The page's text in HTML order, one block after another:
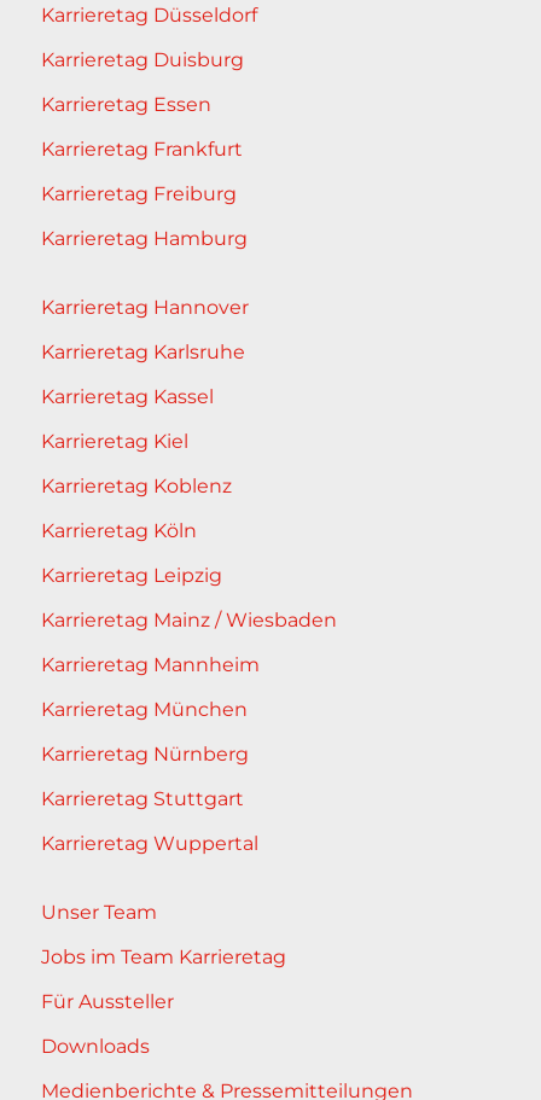
Karrieretag Düsseldorf
Karrieretag Duisburg
Karrieretag Essen
Karrieretag Frankfurt
Karrieretag Freiburg
Karrieretag Hamburg
Karrieretag Hannover
Karrieretag Karlsruhe
Karrieretag Kassel
Karrieretag Kiel
Karrieretag Koblenz
Karrieretag Köln
Karrieretag Leipzig
Karrieretag Mainz / Wiesbaden
Karrieretag Mannheim
Karrieretag München
Karrieretag Nürnberg
Karrieretag Stuttgart
Karrieretag Wuppertal
Unser Team
Jobs im Team Karrieretag
Für Aussteller
Downloads
Medienberichte & Pressemitteilungen